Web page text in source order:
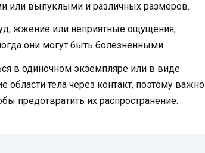
или выпуклыми и различных размеров.
жжение или неприятные ощущения,
они могут быть болезненными.
в одиночном экземпляре или в виде
области тела через контакт, поэтому важно
предотвратить их распространение.